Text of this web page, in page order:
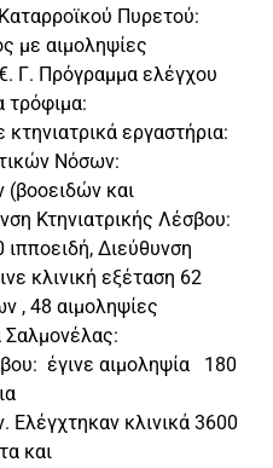
Πυρετού:
με αιμοληψίες
Γ. Πρόγραμμα ελέγχου
τρόφιμα:
εργαστήρια:
Νόσων:
(βοοειδών και
Κτηνιατρικής Λέσβου:
ιπποειδή, Διεύθυνση
κλινική εξέταση 62
, 48 αιμοληψίες
έγινε αιμοληψία 180
κλινικά 3600
και